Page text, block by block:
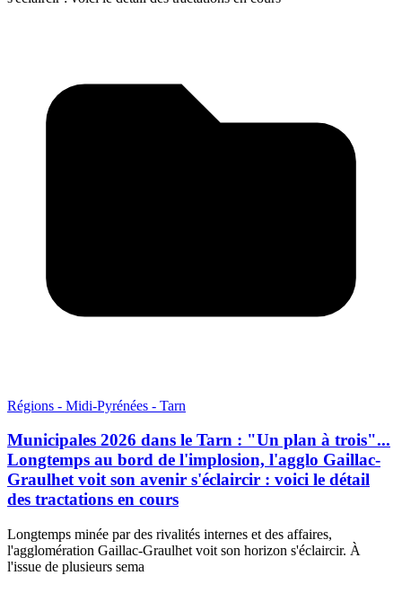
Régions - Midi-Pyrénées - Tarn
Municipales 2026 dans le Tarn : "Un plan à trois"...
Longtemps au bord de l'implosion, l'agglo Gaillac-
Graulhet voit son avenir s'éclaircir : voici le détail
des tractations en cours
Longtemps minée par des rivalités internes et des affaires,
l'agglomération Gaillac-Graulhet voit son horizon s'éclaircir. À
l'issue de plusieurs sema